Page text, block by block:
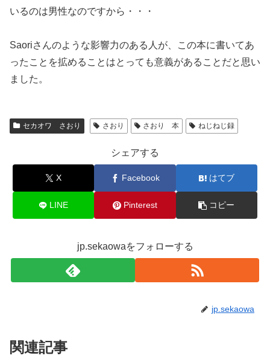
いるのは男性なのですから・・・
Saoriさんのような影響力のある人が、この本に書いてあ
ったことを拡めることはとっても意義があることだと思い
ました。
セカオワ さおり さおり さおり 本 ねじねじ録
シェアする
X Facebook はてブ
LINE Pinterest コピー
jp.sekaowaをフォローする
jp.sekaowa
関連記事